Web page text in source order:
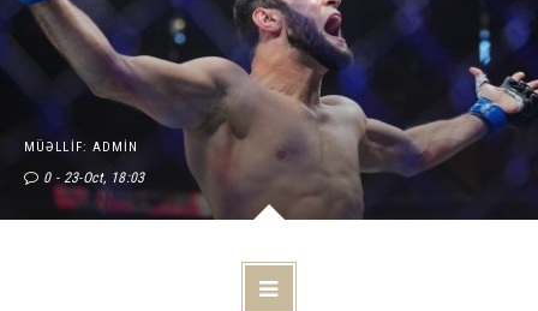
MÜƏLLIF: ADMIN
0 23-Oct, 18:03